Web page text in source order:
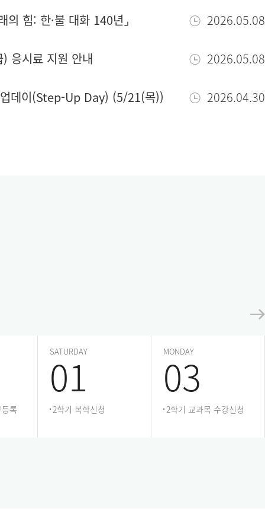
의 힘: 한·불 대화 140년⌟ 2026.05.08
응시료 지원 안내 2026.05.08
업데이(Step-Up Day) (5/21(목)) 2026.04.30
록
SATURDAY
01
2학기 복학신청
MONDAY
03
2학기 교과목 수강신청